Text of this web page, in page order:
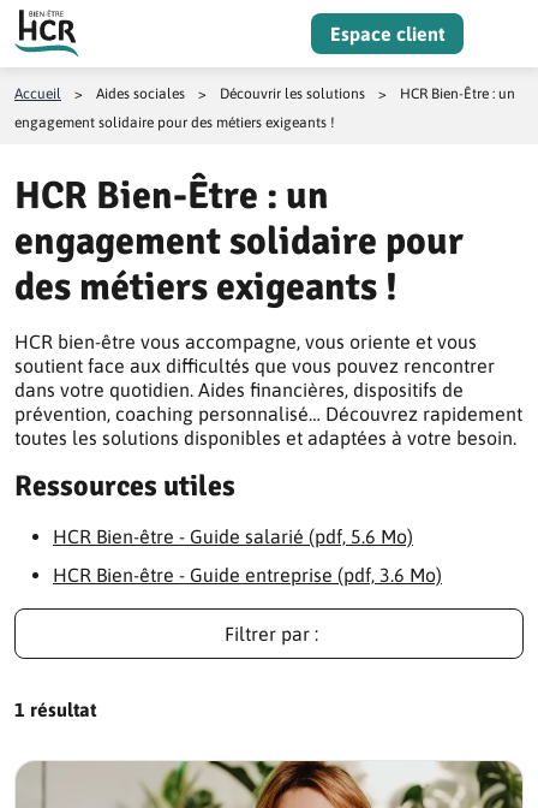
Aller au contenu
Espace client
Accueil > Aides sociales > Découvrir les solutions >
HCR Bien-Être : un
engagement solidaire pour des métiers exigeants !
HCR Bien-Être : un
engagement solidaire pour
des métiers exigeants !
HCR bien-être vous accompagne, vous oriente et vous
soutient face aux difficultés que vous pouvez rencontrer
dans votre quotidien. Aides financières, dispositifs de
prévention, coaching personnalisé… Découvrez rapidement
toutes les solutions disponibles et adaptées à votre besoin.
Ressources utiles
HCR Bien-être - Guide salarié (pdf, 5.6 Mo)
HCR Bien-être - Guide entreprise (pdf, 3.6 Mo)
Filtrer par :
1 résultat